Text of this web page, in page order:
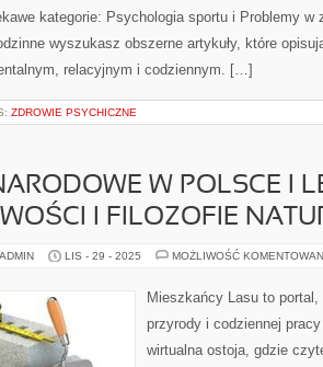
kategorie: Psychologia sportu i Problemy w
wyszukasz obszerne artykuły, które
relacyjnym i codziennym. […]
ZDROWIE PSYCHICZNE
W POLSCE I
I FILOZOFIE
LIS - 29 - 2025 MOŻLIWOŚĆ
Mieszkańcy Lasu to
przyrody i codziennej
wirtualna ostoja, gdzie